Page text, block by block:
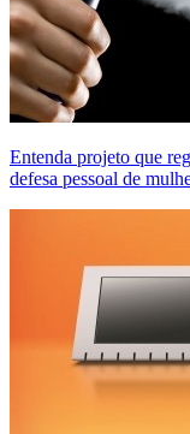
Entenda projeto que
defesa pessoal de